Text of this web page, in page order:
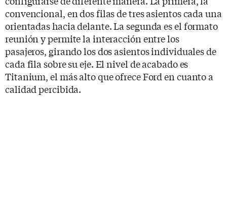
convencional, en dos filas de tres asientos cada una
orientadas hacia delante. La segunda es el formato
reunión y permite la interacción entre los
pasajeros, girando los dos asientos individuales de
cada fila sobre su eje. El nivel de acabado es
Titanium, el más alto que ofrece Ford en cuanto a
calidad percibida.